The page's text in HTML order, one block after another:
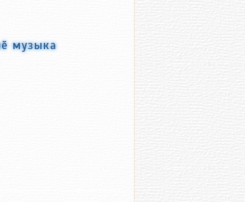
музыка